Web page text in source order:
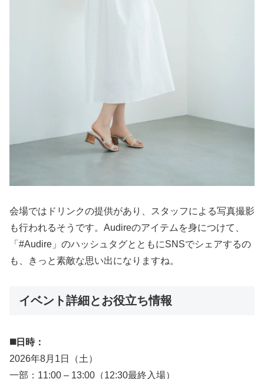
会場ではドリンクの提供があり、スタッフによる写真撮影
も行われるそうです。Audireのアイテムを身につけて、
「#Audire」のハッシュタグとともにSNSでシェアするの
も、きっと素敵な思い出になりますね。
イベント詳細とお役立ち情報
◼️日時：
2026年8月1日（土）
一部：11:00 – 13:00（12:30最終入場）